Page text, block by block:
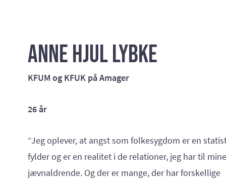
Anne Hjul Lybke
KFUM og KFUK på Amager
26 år
“Jeg oplever, at angst som folkesygdom er en
fylder og er en realitet i de relationer, jeg har til mine
jævnaldrende. Og der er mange, der har forskellige